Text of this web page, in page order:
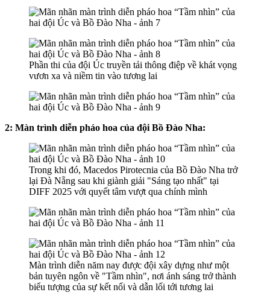
Phần thi của đội Úc truyền tải thông điệp về khát vọng
vươn xa và niềm tin vào tương lai
2: Màn trình diễn pháo hoa của đội Bồ Đào Nha:
Trong khi đó, Macedos Pirotecnia của Bồ Đào Nha trở
lại Đà Nẵng sau khi giành giải "Sáng tạo nhất" tại
DIFF 2025 với quyết tâm vượt qua chính mình
Màn trình diễn năm nay được đội xây dựng như một
bản tuyên ngôn về "Tầm nhìn", nơi ánh sáng trở thành
biểu tượng của sự kết nối và dẫn lối tới tương lai